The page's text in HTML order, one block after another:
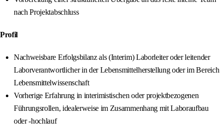
nach Projektabschluss
Profil
Nachweisbare Erfolgsbilanz als (Interim) Laborleiter oder leitender
Laborverantwortlicher in der Lebensmittelherstellung oder im Bereich
Lebensmittelwissenschaft
Vorherige Erfahrung in interimistischen oder projektbezogenen
Führungsrollen, idealerweise im Zusammenhang mit Laboraufbau
oder -hochlauf